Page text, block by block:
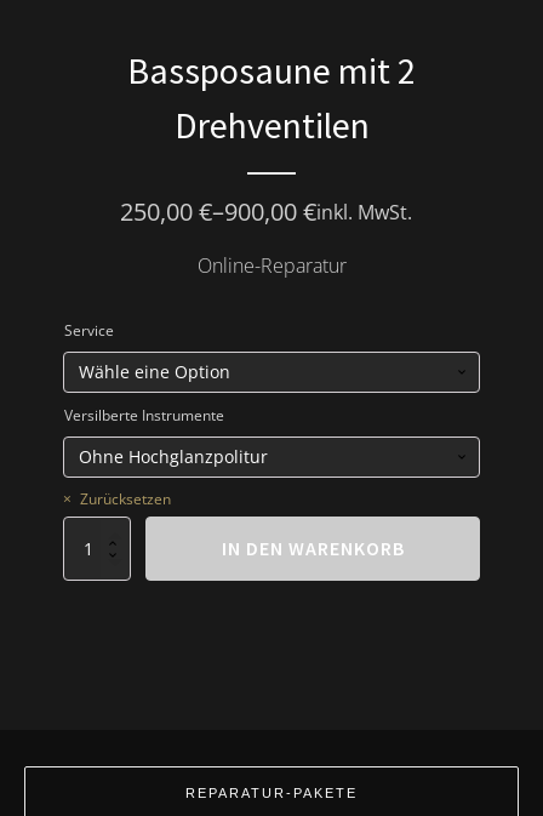
Bassposaune mit 2
Drehventilen
250,00€–900,00€inkl. MwSt.
Online-Reparatur
Service
Versilberte Instrumente
Zurücksetzen
Bassposaune
2
IN DEN WARENKORB
REPARATUR-PAKETE